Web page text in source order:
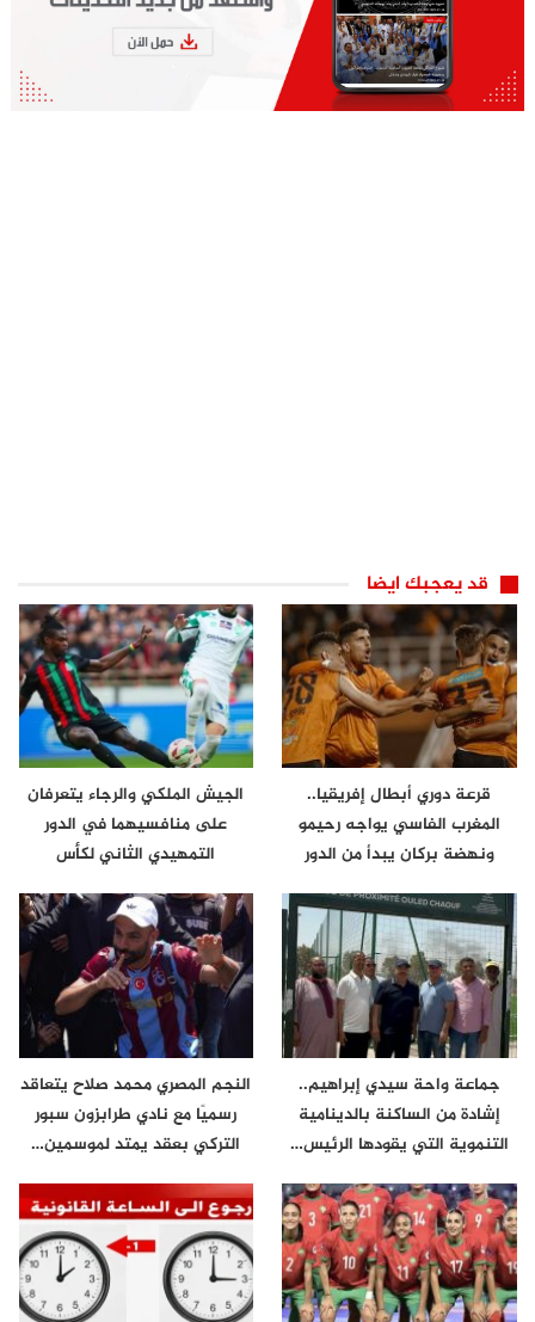
قد يعجبك ايضا
قرعة دوري أبطال إفريقيا..
المغرب الفاسي يواجه رحيمو
ونهضة بركان يبدأ من الدور
الجيش الملكي والرجاء يتعرفان
على منافسيهما في الدور
التمهيدي الثاني لكأس
جماعة واحة سيدي إبراهيم..
إشادة من الساكنة بالدينامية
التنموية التي يقودها الرئيس…
النجم المصري محمد صلاح يتعاقد
رسميًا مع نادي طرابزون سبور
التركي بعقد يمتد لموسمين…